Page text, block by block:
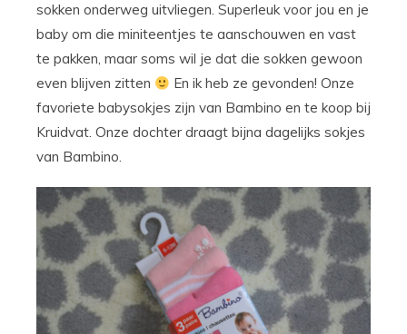
sokken onderweg uitvliegen. Superleuk voor jou en je
baby om die miniteentjes te aanschouwen en vast
te pakken, maar soms wil je dat die sokken gewoon
even blijven zitten
En ik heb ze gevonden! Onze
favoriete babysokjes zijn van Bambino en te koop bij
Kruidvat. Onze dochter draagt bijna dagelijks sokjes
van Bambino.